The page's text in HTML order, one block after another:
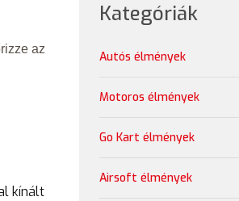
az
kínált
Kategóriák
Autós élmények
Motoros élmények
Go Kart élmények
Airsoft élmények